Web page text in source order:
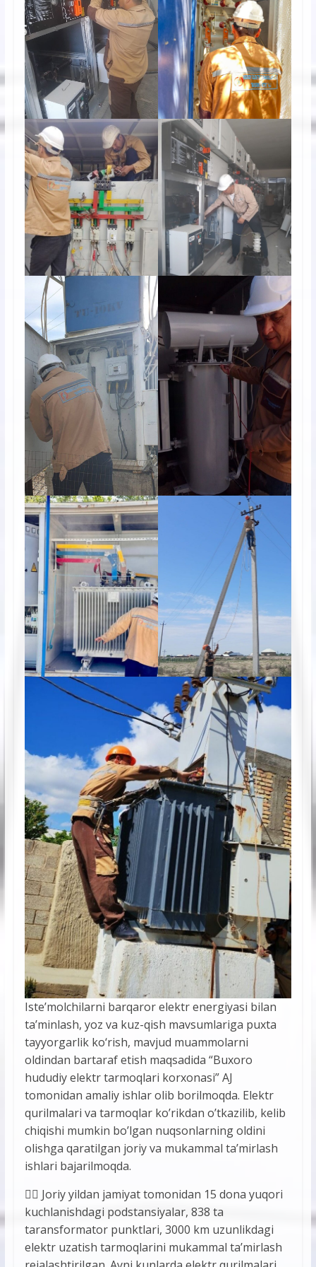
Iste’molchilarni barqaror elektr energiyasi bilan
ta’minlash, yoz va kuz-qish mavsumlariga puxta
tayyorgarlik ko‘rish, mavjud muammolarni
oldindan bartaraf etish maqsadida “Buxoro
hududiy elektr tarmoqlari korxonasi” AJ
tomonidan amaliy ishlar olib borilmoqda. Elektr
qurilmalari va tarmoqlar ko’rikdan o’tkazilib, kelib
chiqishi mumkin bo’lgan nuqsonlarning oldini
olishga qaratilgan joriy va mukammal ta’mirlash
ishlari bajarilmoqda.
👷‍♂️ Joriy yildan jamiyat tomonidan 15 dona yuqori
kuchlanishdagi podstansiyalar, 838 ta
taransformator punktlari, 3000 km uzunlikdagi
elektr uzatish tarmoqlarini mukammal ta’mirlash